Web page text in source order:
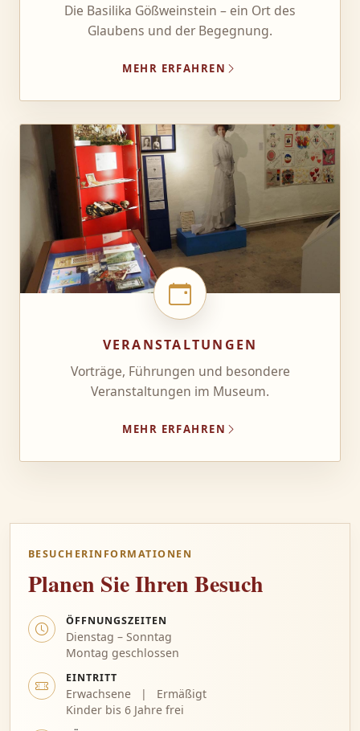
Die Basilika Gößweinstein – ein Ort des
Glaubens und der Begegnung.
MEHR ERFAHREN
VERANSTALTUNGEN
Vorträge, Führungen und besondere
Veranstaltungen im Museum.
MEHR ERFAHREN
BESUCHERINFORMATIONEN
Planen Sie Ihren Besuch
ÖFFNUNGSZEITEN
Dienstag – Sonntag
Montag geschlossen
EINTRITT
Erwachsene | Ermäßigt
Kinder bis 6 Jahre frei